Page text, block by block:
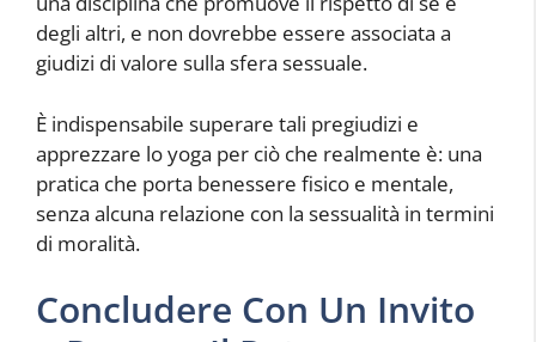
degli altri, e non dovrebbe essere associata a
giudizi di valore sulla sfera sessuale.
È indispensabile superare tali pregiudizi e
apprezzare lo yoga per ciò che realmente è: una
pratica che porta benessere fisico e mentale,
senza alcuna relazione con la sessualità in termini
di moralità.
Concludere Con Un Invito